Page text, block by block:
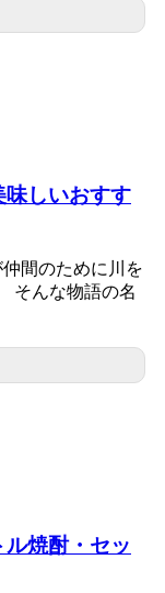
しいおすす
間のために川を
そんな物語の名
焼酎・セッ